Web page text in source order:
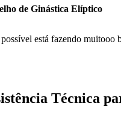
de Ginástica Elíptico
está fazendo
Técnica